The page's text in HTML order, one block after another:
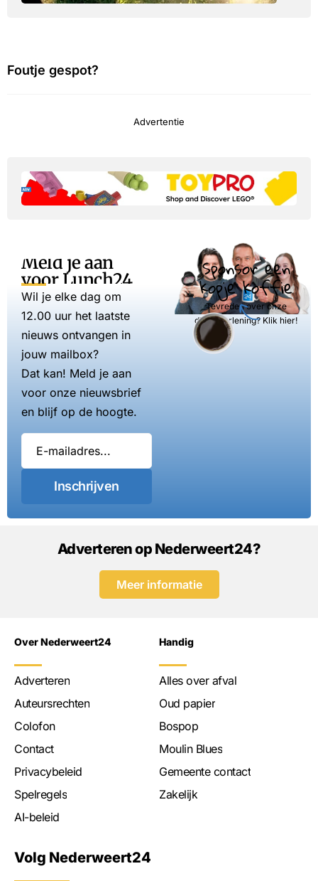
Foutje gespot?
Advertentie
Meld je aan
voor Lunch24
Wil je elke dag om
12.00 uur het laatste
nieuws ontvangen in
jouw mailbox?
Dat kan! Meld je aan
voor onze nieuwsbrief
en blijf op de hoogte.
Inschrijven
Sponsor een
kopje koffie
Tevreden over onze
dienstverlening? Klik hier!
Adverteren op Nederweert24?
Meer informatie
Over Nederweert24
Adverteren
Auteursrechten
Colofon
Contact
Privacybeleid
Spelregels
AI-beleid
Handig
Alles over afval
Oud papier
Bospop
Moulin Blues
Gemeente contact
Zakelijk
Volg Nederweert24